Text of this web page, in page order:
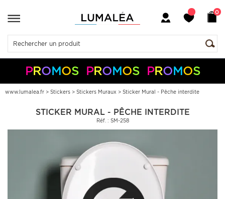
0
PROMOS PROMOS PROMOS
-5% + 50€ S05050
-10% + 150€ S10150
PayPal
www.lumalea.fr > Stickers > Stickers Muraux > Sticker Mural - Pêche interdite
STICKER MURAL - PÊCHE INTERDITE
Réf. : SM-258